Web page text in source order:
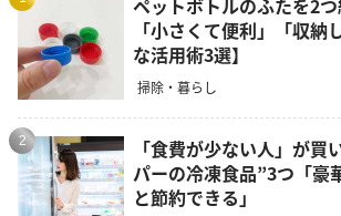
ペットボトルのふたを2
「小さくて便利」「収納
な活用術3選】
掃除・暮らし
2
「食費が少ない人」が買
パーの冷凍食品”3つ「豪
と節約できる」